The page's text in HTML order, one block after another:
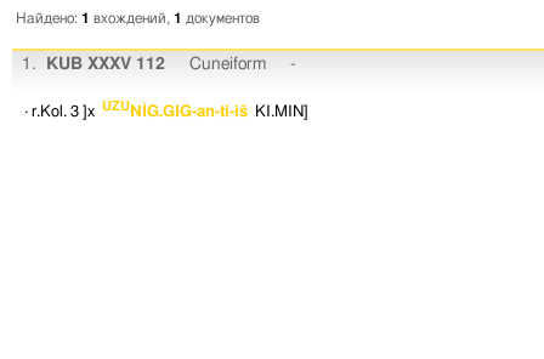
Найдено: 1 вхождений, 1 документов
1. KUB XXXV 112 Cuneiform -
· r.Kol. 3 ]x UZU NÍG.GIG-an-ti-iš KI.MIN